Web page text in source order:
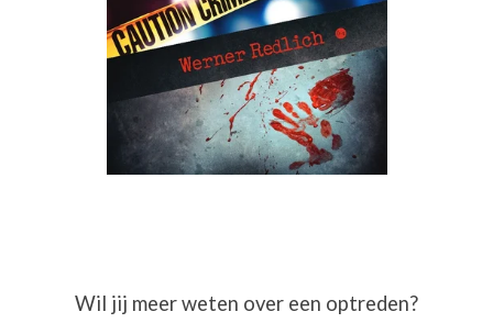
Wil jij meer weten over een optreden?